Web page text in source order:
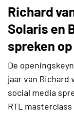
Richard
Solaris en
spreken
De
jaar van Richard
social media
RTL